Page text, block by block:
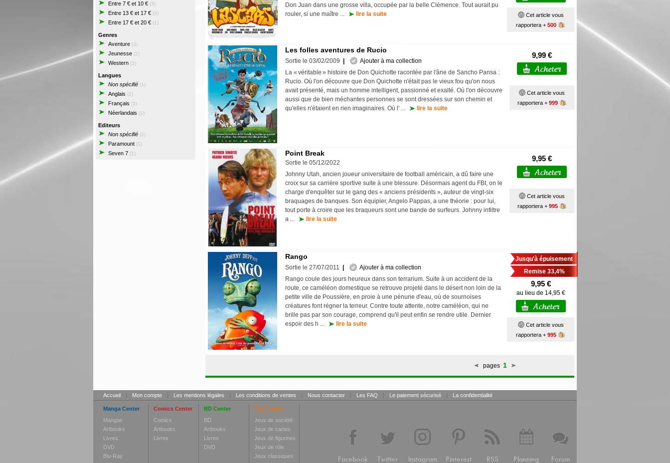
Entre 7 € et 10 € (3)
Entre 13 € et 17 € (3)
Entre 17 € et 20 € (1)
Genres
Aventure (3)
Jeunesse (2)
Western (1)
Langues
Non spécifié (1)
Anglais (2)
Français (3)
Néerlandais (1)
Editeurs
Non spécifié (2)
Paramount (1)
Seven 7 (1)
Don Juan dans une grosse villa, occupée par la belle Clémence. Tout aurait pu
rouler, si une maître ...
lire la suite
Cet article vous
rapportera + 500
Les folles aventures de Rucio
Sortie le 03/02/2009
Ajouter à ma collection
La « véritable » histoire de Don Quichotte racontée par l'âne de Sancho Pansa :
Rucio. Où l'on découvre que Don Quichotte n'était pas le vieux fou qu'on nous
avait présenté, mais un homme intelligent, passionné et exalté. Où l'on découvre
aussi que de bien méchantes personnes se sont dressées sur son chemin et
qu'elles n'étaient en rien imaginaires. Où l' ...
lire la suite
9,99 €
Cet article vous
rapportera + 999
Point Break
Sortie le 05/12/2022
Johnny Utah, ancien joueur universitaire de football américain, a dû faire une
croix sur sa carrière sportive suite à une blessure. Désormais agent du FBI, on le
charge d'enquêter sur le gang des « anciens présidents », auteur de vingt-six
braquages de banques. Son équipier, Angelo Pappas, a une théorie : pour lui,
tout porte à croire que les braqueurs sont une bande de surfeurs. Johnny infiltre
a ...
lire la suite
9,95 €
Cet article vous
rapportera + 995
Rango
Sortie le 27/07/2011
Ajouter à ma collection
Rango coule des jours heureux dans son terrarium. Suite à un accident de la
route, ce caméléon domestique se retrouve projeté dans le désert non loin de la
petite ville de Poussière, en proie à une pénurie d'eau, où de sournoises
créatures font régner la terreur. Contre toute attente, notre caméléon, qui ne
brille pas par son courage, comprend qu'il peut enfin se rendre utile. Dernier
espoir des h ...
lire la suite
Jusqu'à épuisement
Remise 33,4%
9,95 €
au lieu de 14,95 €
Cet article vous
rapportera + 995
pages 1
Accueil | Mon compte | Les mentions légales | Les conditions de ventes | Nous contacter | Les FAQ | Le paiement sécurisé | La confidentialité
Manga Center
Mangas
Artbooks
Livres
DVD
Blu-Ray
Comics Center
Comics
Artbooks
Livres
BD Center
BD
Artbooks
Livres
DVD
Toy Center
Jeux de société
Jeux de cartes
Jeux de figurines
Jeux de rôle
Jeux classiques
Facebook Twitter Instagram Pinterest RSS Planning Forum